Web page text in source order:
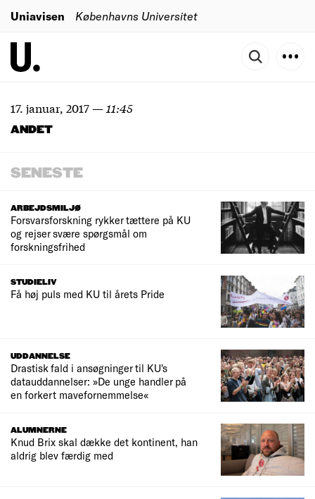
Uniavisen Københavns Universitet
17. januar, 2017— 11:45
ANDET
SENESTE
ARBEJDSMILJØ
Forsvarsforskning rykker tættere på KU
og rejser svære spørgsmål om
forskningsfrihed
STUDIELIV
Få høj puls med KU til årets Pride
UDDANNELSE
Drastisk fald i ansøgninger til KU's
datauddannelser: »De unge handler på
en forkert mavefornemmelse«
ALUMNERNE
Knud Brix skal dække det kontinent, han
aldrig blev færdig med